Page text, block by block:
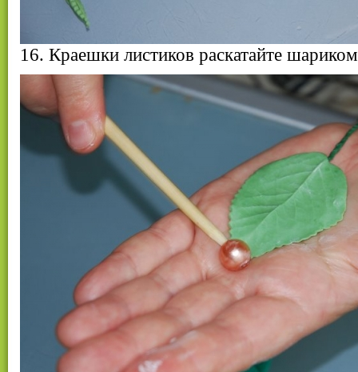
16. Краешки листиков раскатайте